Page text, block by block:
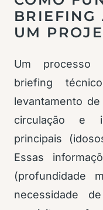
BRIEFING
UM
Um processo
briefing
levantamento
circulação e
principais
Essas
(profundidade
necessidade